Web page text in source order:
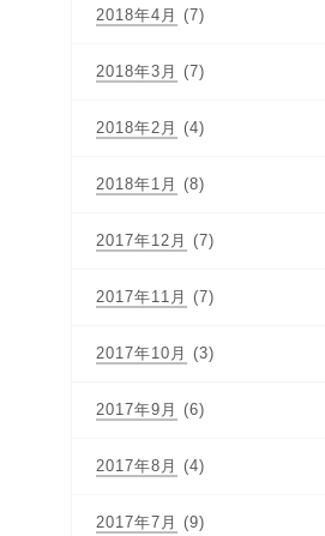
2018年4月 (7)
2018年3月 (7)
2018年2月 (4)
2018年1月 (8)
2017年12月 (7)
2017年11月 (7)
2017年10月 (3)
2017年9月 (6)
2017年8月 (4)
2017年7月 (9)